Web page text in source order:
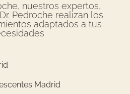
nuestros expertos,
Pedroche realizan los
adaptados a tus
Madrid